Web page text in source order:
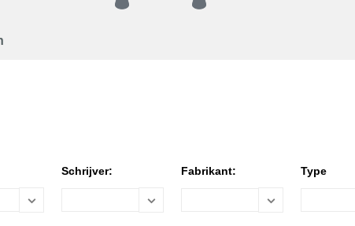
Schrijver: Fabrikant: Type